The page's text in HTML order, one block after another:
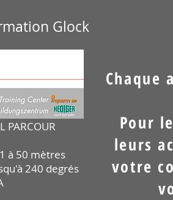
Glock
PARCOUR
à 50 mètres
240 degrés
Chaque
Pour
leurs
votre